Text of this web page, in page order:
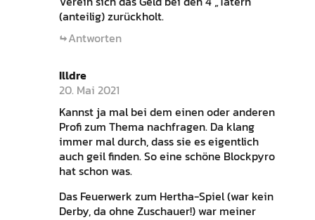
(anteilig) zurückholt.
Antworten
Illdre
20. Mai 2021
Kannst ja mal bei dem einen oder anderen
Profi zum Thema nachfragen. Da klang
immer mal durch, dass sie es eigentlich
auch geil finden. So eine schöne Blockpyro
hat schon was.
Das Feuerwerk zum Hertha-Spiel (war kein
Derby, da ohne Zuschauer!) war meiner